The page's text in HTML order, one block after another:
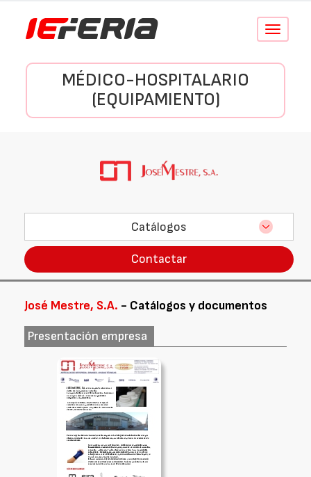
Conmutar
MÉDICO-HOSPITALARIO
(EQUIPAMIENTO)
Catálogos
Contactar
José Mestre, S.A. - Catálogos y documentos
Presentación empresa